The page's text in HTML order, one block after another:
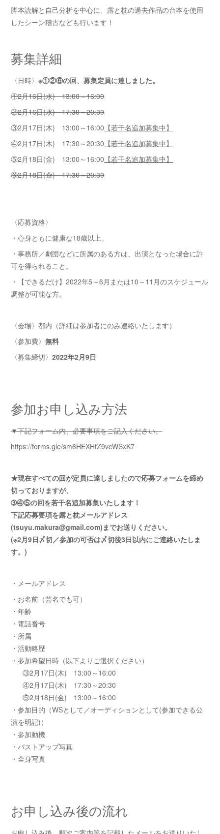
脚本読解と自己分析を中心に、露と枕の過去作品の台本を使用
したシーン稽古なども行います！
募集詳細
〈日時〉※①②⑥の回、募集定員に達しました。
①2月16日(水) 13:00～16:00
②2月16日(水) 17:30～20:30
③2月17日(木) 13:00～16:00 【若干名追加募集中】
④2月17日(木) 17:30～20:30 【若干名追加募集中】
⑤2月18日(金) 13:00～16:00 【若干名追加募集中】
⑥2月18日(金) 17:30～20:30
〈応募資格〉
・心身ともに健康な18歳以上。
・事務所／劇団などに所属のある方は、出演となった場合に許
可を得られること。
・【できるだけ】2022年5～6月または10～11月のスケジュール
調整が可能な方。
〈会場〉都内（詳細は参加者にのみ連絡いたします）
〈参加費〉無料
〈募集締切〉2022年2月9日
参加お申し込み方法
▼下記フォーム内、必要事項をご記入ください。
https://forms.gle/sm6HEXHfZ9vcWSxK7
★現在すべての回が定員に達しましたので応募フォームを締め
切っておりますが、
➂④⑤の回を若干名追加募集いたします！
下記応募要項を露と枕メールアドレス
(tsuyu.makura@gmail.com)までお送りください。
(※2月9日〆切／参加の可否は〆切後3日以内にご連絡いたしま
す。)
・メールアドレス
・お名前（芸名でも可）
・年齢
・電話番号
・所属
・活動略歴
・参加希望日時（以下よりご選択ください）
③2月17日(木) 13:00～16:00
④2月17日(木) 17:30～20:30
⑤2月18日(金) 13:00～16:00
・参加目的（WSとして／オーディションとして(参加できる公
演を明記)）
・参加動機
・バストアップ写真
・全身写真
お申し込み後の流れ